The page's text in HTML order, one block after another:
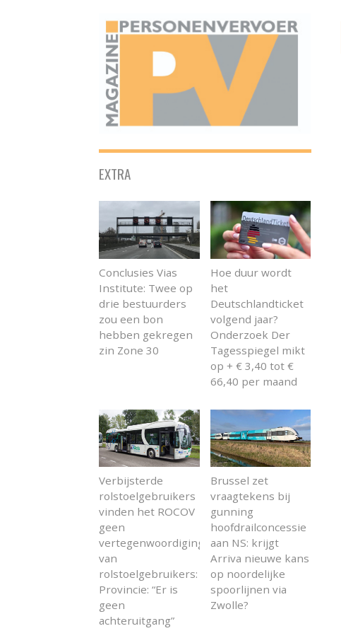
EXTRA
Conclusies Vias
Institute: Twee op
drie bestuurders
zou een bon
hebben gekregen
zin Zone 30
Hoe duur wordt
het
Deutschlandticket
volgend jaar?
Onderzoek Der
Tagesspiegel mikt
op + € 3,40 tot €
66,40 per maand
Verbijsterde
rolstoelgebruikers
vinden het ROCOV
geen
vertegenwoordiging
van
rolstoelgebruikers:
Provincie: “Er is
geen
achteruitgang”
Brussel zet
vraagtekens bij
gunning
hoofdrailconcessie
aan NS: krijgt
Arriva nieuwe kans
op noordelijke
spoorlijnen via
Zwolle?